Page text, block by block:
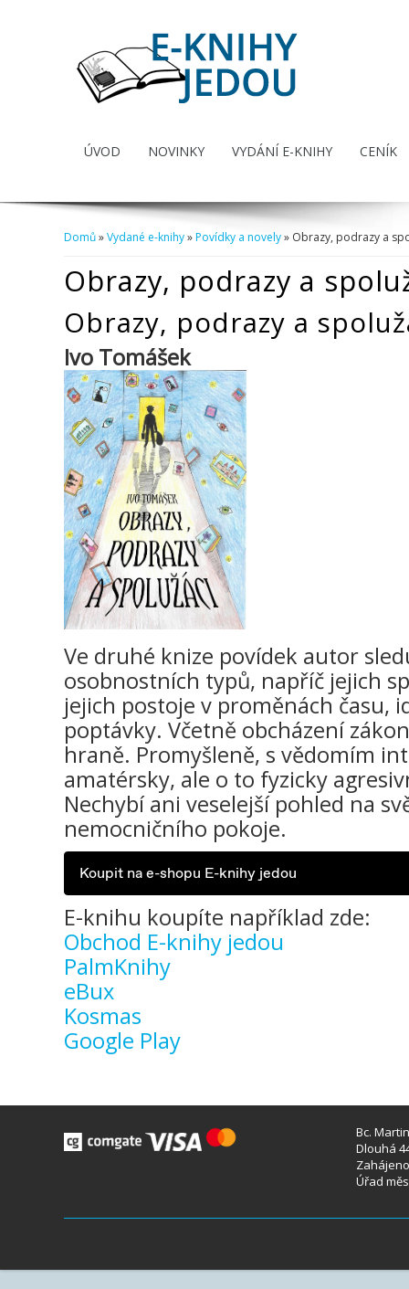
ÚVOD NOVINKY VYDÁNÍ E-KNIHY CENÍK
Domů»Vydané e-knihy»Povídky a novely» Obrazy, podrazy a
Obrazy, podrazy a
Obrazy, podrazy a
Ivo Tomášek
Ve druhé knize povídek autor
osobnostních typů, napříč jejich
jejich postoje v proměnách času,
poptávky. Včetně obcházení
hraně. Promyšleně, s vědomím
amatérsky, ale o to fyzicky
Nechybí ani veselejší pohled na
nemocničního pokoje.
Koupit na e-shopu E-knihy jedou
E-knihu koupíte například zde:
Obchod E-knihy jedou
PalmKnihy
eBux
Kosmas
Google Play
Bc.
Dlouhá
Úřad